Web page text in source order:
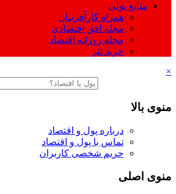
منابع پولی
همراه کارآفرینان
مجله افق اقتصادی
مجله روزانه اقتصاد
خرید تتر
×
منوی بالا
درباره پول و اقتصاد
تماس با پول و اقتصاد
حریم شخصی کاربران
منوی اصلی